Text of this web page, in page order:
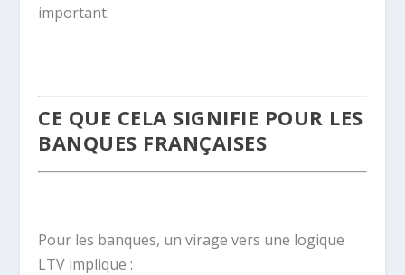
important.
CE QUE CELA SIGNIFIE POUR LES
BANQUES FRANÇAISES
Pour les banques, un virage vers une logique
LTV implique :